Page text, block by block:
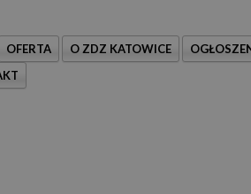
OFERTA O ZDZ KATOWICE